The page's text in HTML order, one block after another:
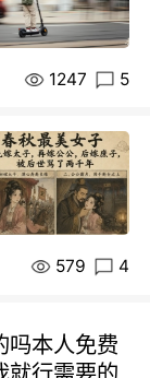
1247 5
579 4
吗本人免费